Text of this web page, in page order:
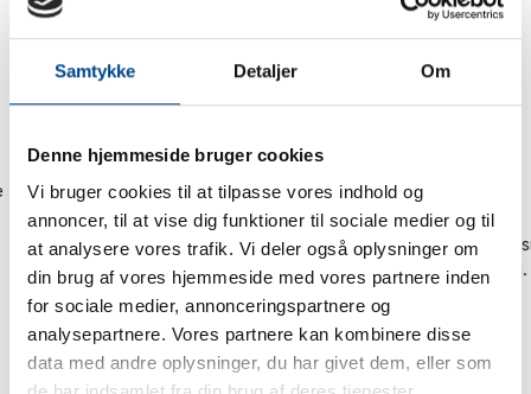
Samtykke Detaljer Om
Denne hjemmeside bruger cookies
Vi bruger cookies til at tilpasse vores indhold og
annoncer, til at vise dig funktioner til sociale medier og til
at analysere vores trafik. Vi deler også oplysninger om
din brug af vores hjemmeside med vores partnere inden
for sociale medier, annonceringspartnere og
analysepartnere. Vores partnere kan kombinere disse
data med andre oplysninger, du har givet dem, eller som
Overvåge effekten af behandlinger, fx for